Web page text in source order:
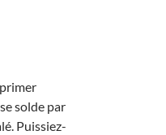
solde par
Puissiez-